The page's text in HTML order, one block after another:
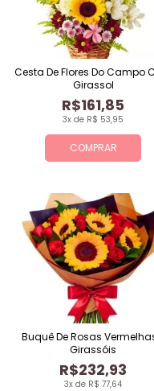
COMPRAR
3x de R$ 53,95
R$161,85
Cesta De Flores Do Campo
Girassol
3x de R$ 77,64
R$232,93
Buquê De Rosas
Girassóis